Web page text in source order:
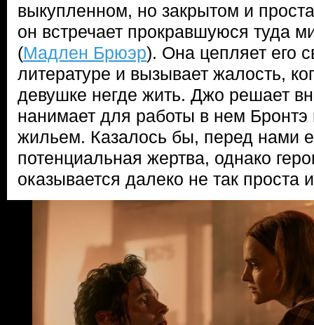
выкупленном, но закрытом и
он встречает прокравшуюся туда
(Мадлен Брюэр). Она цепляет его
литературе и вызывает жалость,
девушке негде жить. Джо решает
нанимает для работы в нем Бронтэ
жильем. Казалось бы, перед нами
потенциальная жертва, однако
оказывается далеко не так проста